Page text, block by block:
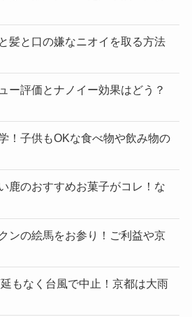
髪と口の嫌なニオイを取る方法
ー評価とナノイー効果はどう？
！子供もOKな食べ物や飲み物の
鹿のおすすめお菓子がコレ！な
ンの絵馬をお参り！ご利益や京
もなく台風で中止！京都は大雨